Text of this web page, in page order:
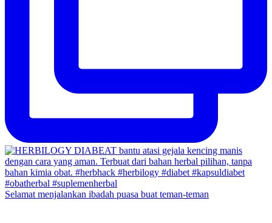
Selamat menjalankan ibadah puasa buat teman-teman